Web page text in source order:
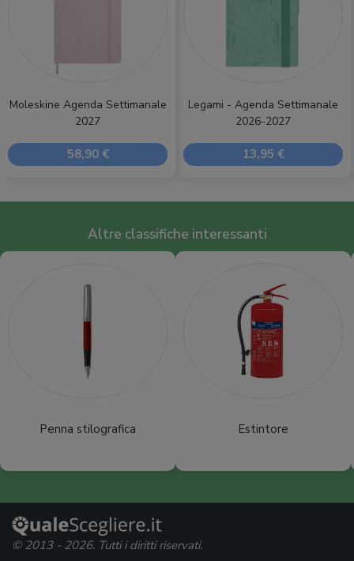
Moleskine Agenda Settimanale
2027
58,90 €
Legami - Agenda Settimanale
2026-2027
13,95 €
Altre classifiche interessanti
Penna stilografica Estintore
© 2013 - 2026. Tutti i diritti riservati.